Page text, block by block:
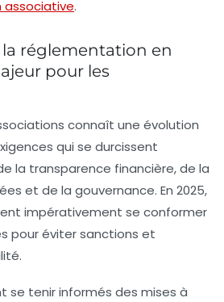
associative.
réglementation en
pour les
connaît une évolution
qui se durcissent
la transparence financière, de la
et de la gouvernance. En 2025,
impérativement se conformer
pour éviter sanctions et
se tenir informés des mises à